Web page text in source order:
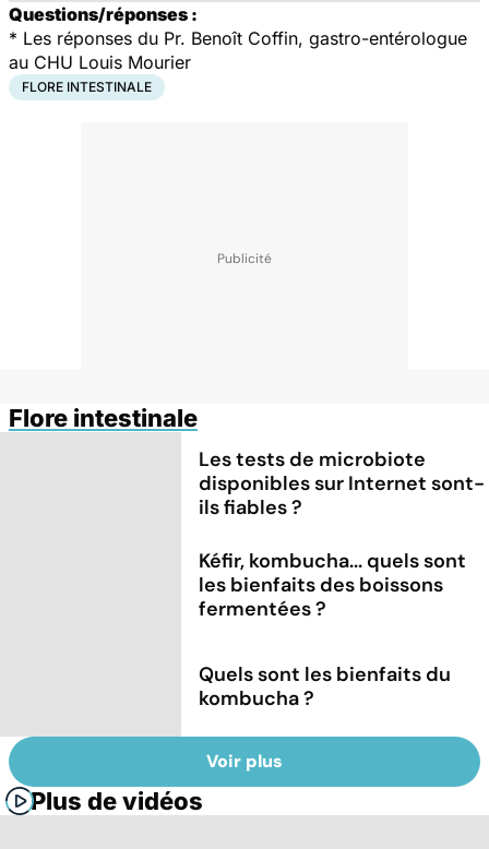
Questions/réponses :
* Les réponses du Pr. Benoît Coffin, gastro-entérologue
au CHU Louis Mourier
FLORE INTESTINALE
Flore intestinale
Les tests de microbiote
disponibles sur Internet sont-
ils fiables ?
Kéfir, kombucha... quels sont
les bienfaits des boissons
fermentées ?
Quels sont les bienfaits du
kombucha ?
Voir plus
Plus de vidéos